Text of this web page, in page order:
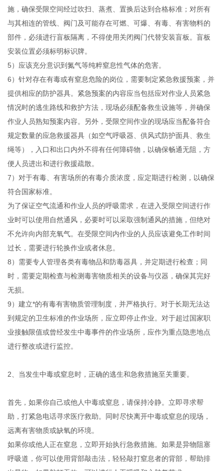
施，确保受限空间经过吹扫、蒸煮、置换后达到合格标准；对所有
与其相连的管线、阀门及可能存在可燃、可爆、有毒、有害物料的
部件，必须进行盲板隔离，不得使用关闭阀门代替安装盲板。盲板
安装位置必须标明标识牌。
5）应该充分意识到氮气等纯粹窒息性气体的危害。
6）针对存在有毒或有窒息危险的岗位，需要制定紧急救援预案，并
提供相应的防护器具。紧急预案的内容应当包括应对作业人员紧急
情况时的逃生路线和救护方法，现场必须配备救生设施等，并确保
作业人员熟知预案内容。另外，受限空间作业的现场应当配备符合
规定数量的应急救援器具（如空气呼吸器、供风式防护面具、救生
绳等），入口和出口内外不得有任何障碍物，以确保畅通无阻，方
便人员进出和进行救援疏散。
7）对于有毒、有害场所的有毒介质浓度，应定期进行检测，以确保
符合国家标准。
为了保证空气流通和作业人员的呼吸需求，在进入受限空间进行作
业时可以使用自然通风，必要时可以采取强制通风的措施，但绝对
不允许向内部充氧气。在受限空间内作业的人员应该避免工作时间
过长，需要进行轮换作业或者休息。
8）需要专人管理各类有毒物品和防毒器具，并定期进行检查；同
时，需要定期检查与检测毒害物质相关的设备与仪器，确保其完好
无损。
9）建立*的有毒有害物质管理制度，并严格执行。对于长期无法达
到规定的卫生标准的作业场所，应立即停止作业。对于超过国家职
业接触限值或曾经发生中毒事件的作业场所，应作为重点隐患地点
进行整改或进行监控。
2、当发生中毒或窒息时，正确的逃生和急救措施至关重要。
首先，如果你自己或他人中毒或窒息，请保持冷静。立即寻求帮
助，打紧急电话寻求医疗救助。同时尽快离开中毒或窒息的现场，
远离有害物质或缺氧的环境。
如果你或他人正在窒息，立即开始执行急救措施。如果是异物阻塞
呼吸道，你可以使用背部敲击法，轻轻敲打窒息者的背部，帮助排